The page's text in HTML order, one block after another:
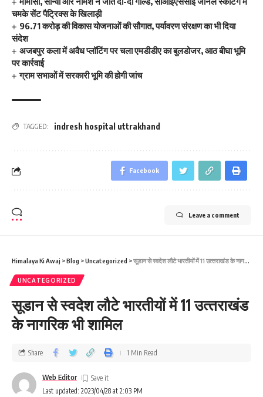
चमके सेंट पैट्रिक्स के खिलाड़ी
96.71 करोड़ की विकास योजनाओं की सौगात, पर्यावरण संरक्षण का भी दिया
संदेश
अजबपुर कला में अवैध प्लॉटिंग पर चला एमडीडीए का बुलडोजर, आठ बीघा भूमि
पर कार्रवाई
ग्राम सभाओं में सरकारी भूमि की होगी जांच
TAGGED: indresh hospital uttrakhand
Facebook
Leave a comment
Himalaya Ki Awaj >Blog >Uncategorized >सूडान सेे स्‍वदेश लौटे भारतीयों में 11 उत्‍तराखंड के नागरिक भी शामिल
UNCATEGORIZED
सूडान सेे स्‍वदेश लौटे भारतीयों में 11 उत्‍तराखंड
के नागरिक भी शामिल
Last updated: 2023/04/28 at 2:03 PM
Web Editor
Share 1 Min Read